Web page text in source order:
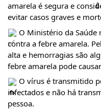
amarela é segura e
evitar casos graves e
O Ministério da Saúde
contra a febre amarela.
alta e hemorragias são
febre amarela pode
O vírus é transmitido
infectados e não há
pessoa.